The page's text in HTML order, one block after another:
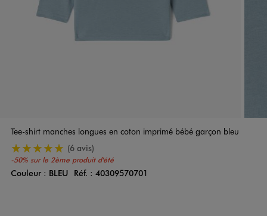
Tee-shirt manches longues en coton imprimé bébé garçon bleu
-50% sur le 2ème produit d'été
5/5 de moyenne(6 avis)
Couleur
Couleur : BLEU Réf. : 40309570701